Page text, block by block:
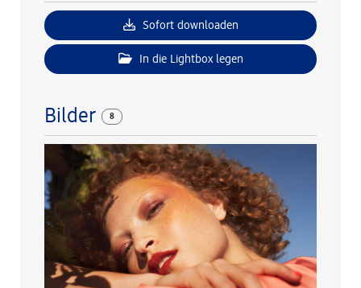
Sofort downloaden
In die Lightbox legen
Bilder 8